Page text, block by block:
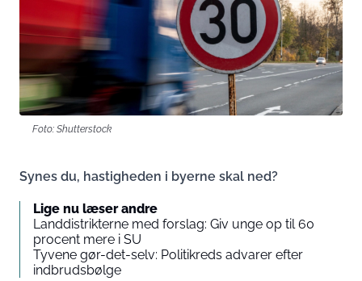
Foto: Shutterstock
Synes du, hastigheden i byerne skal ned?
Lige nu læser andre
Landdistrikterne med forslag: Giv unge op til 60
procent mere i SU
Tyvene gør-det-selv: Politikreds advarer efter
indbrudsbølge